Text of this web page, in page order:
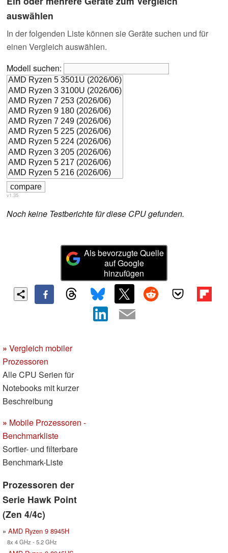
auswählen
In der folgenden Liste können sie Geräte suchen und für
einen Vergleich auswählen.
Modell suchen:
v1.35
Noch keine Testberichte für diese CPU gefunden.
Als bevorzugte Quelle
auf Google
hinzufügen
» Vergleich mobiler
Prozessoren
Alle CPU Serien für
Notebooks mit kurzer
Beschreibung
» Mobile Prozessoren -
Benchmarkliste
Sortier- und filterbare
Benchmark-Liste
Prozessoren der
Serie Hawk Point
(Zen 4/4c)
» AMD Ryzen 9 8945H
8x 4 GHz - 5.2 GHz